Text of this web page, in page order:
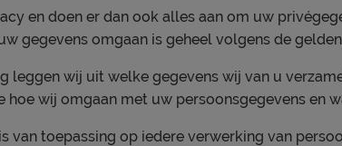
en doen er dan ook alles aan om uw
gegevens omgaan is geheel volgens de
leggen wij uit welke gegevens wij van u
hoe wij omgaan met uw persoonsgegevens en
van toepassing op iedere verwerking van